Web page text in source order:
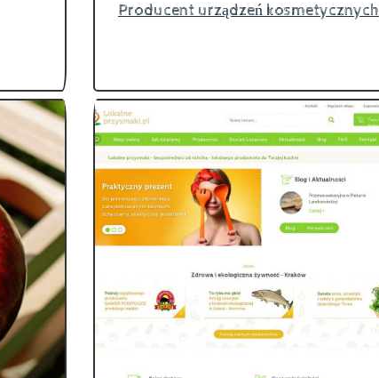
Producent urządzeń kosmetycznych